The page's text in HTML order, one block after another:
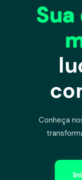
Conheça